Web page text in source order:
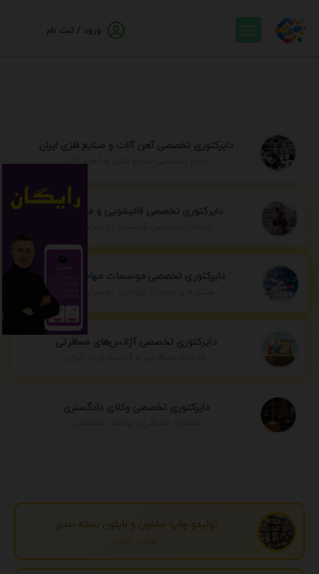
ورود / ثبت نام
دایرکتوری تخصصی آهن آلات و صنایع فلزی ایران
مرجع تخصصی صنایع فلزی و آهن آلات
دایرکتوری تخصصی قالیشویی و مبل شویی
دایرکتوری تخصصی موسسات مهاجرتی ایران
مشاوره و خدمات مهاجرت به سراسر جهان
دایرکتوری تخصصی آژانس‌های مسافرتی
دایرکتوری تخصصی وکلای دادگستری
تولیدو چاپ سلفون و نایلون بسته بندی
تهران، تهران